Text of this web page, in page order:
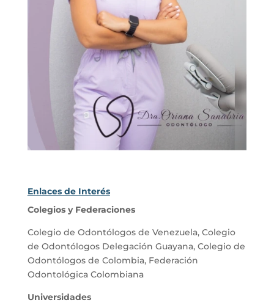
Enlaces de Interés
Colegios y Federaciones
Colegio de Odontólogos de Venezuela, Colegio
de Odontólogos Delegación Guayana, Colegio de
Odontólogos de Colombia, Federación
Odontológica Colombiana
Universidades